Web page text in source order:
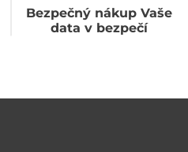
Bezpečný nákup Vaše
data v bezpečí